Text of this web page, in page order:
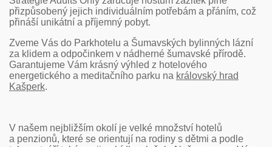
přizpůsobený jejich individuálním potřebám a přáním, což
přináší unikátní a příjemný pobyt.
Zveme Vás do Parkhotelu a Šumavských bylinných lázní
za klidem a odpočinkem v nádherné šumavské přírodě.
Garantujeme Vám krásný výhled z hotelového
energetického a meditačního parku na královský hrad
Kašperk.
V našem nejbližším okolí je velké množství hotelů
a penzionů, které se orientují na rodiny s dětmi a podle